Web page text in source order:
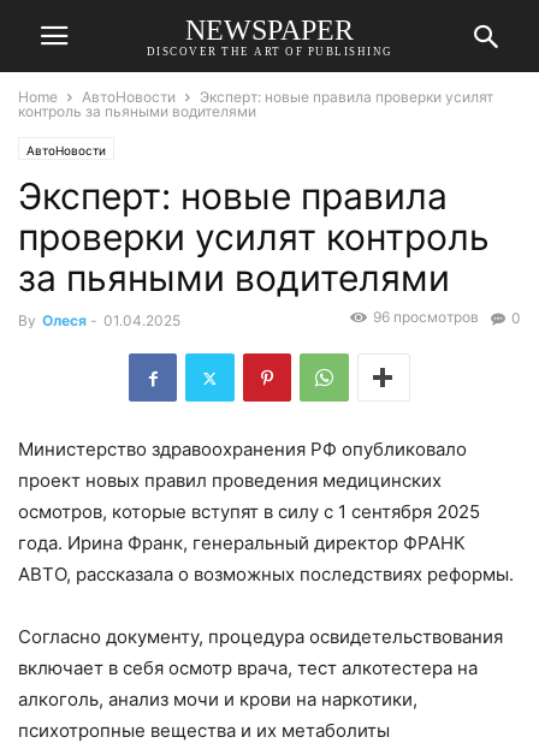
NEWSPAPER
DISCOVER THE ART OF PUBLISHING
Home АвтоНовости
Эксперт: новые правила проверки усилят
контроль за пьяными водителями
АвтоНовости
Эксперт: новые правила
проверки усилят контроль
за пьяными водителями
By Олеся - 01.04.2025 0
96 просмотров
Министерство здравоохранения РФ опубликовало
проект новых правил проведения медицинских
осмотров, которые вступят в силу с 1 сентября 2025
года. Ирина Франк, генеральный директор ФРАНК
АВТО, рассказала о возможных последствиях реформы.
Согласно документу, процедура освидетельствования
включает в себя осмотр врача, тест алкотестера на
алкоголь, анализ мочи и крови на наркотики,
психотропные вещества и их метаболиты